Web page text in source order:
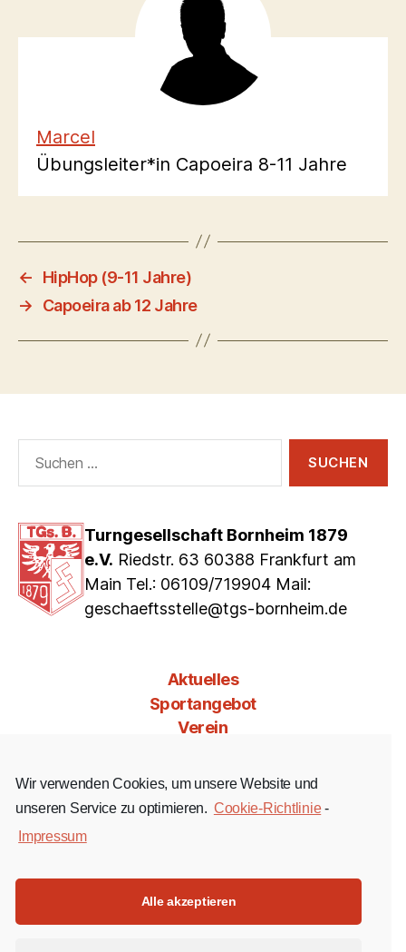
Marcel
Übungsleiter*in Capoeira 8-11 Jahre
←
HipHop (9-11 Jahre)
→
Capoeira ab 12 Jahre
Turngesellschaft Bornheim 1879
e.V. Riedstr. 63 60388 Frankfurt am
Main Tel.: 06109/719904 Mail:
geschaeftsstelle@tgs-bornheim.de
nach:
Aktuelles
Sportangebot
Verein
Jobs & Co
Kontakt
Facebook Instagram YouTube
Wir verwenden Cookies, um unsere Website und
unseren Service zu optimieren. Cookie-Richtlinie-
Impressum
Alle akzeptieren